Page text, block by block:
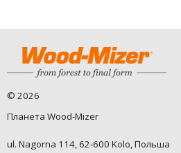
© 2026
Планета Wood-Mizer
ul. Nagorna 114, 62-600 Kolo, Польша